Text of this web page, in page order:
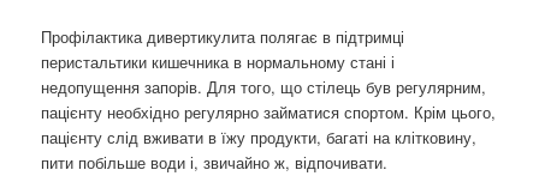
Профілактика дивертикулита полягає в підтримці
перистальтики кишечника в нормальному стані і
недопущення запорів. Для того, що стілець був регулярним,
пацієнту необхідно регулярно займатися спортом. Крім цього,
пацієнту слід вживати в їжу продукти, багаті на клітковину,
пити побільше води і, звичайно ж, відпочивати.